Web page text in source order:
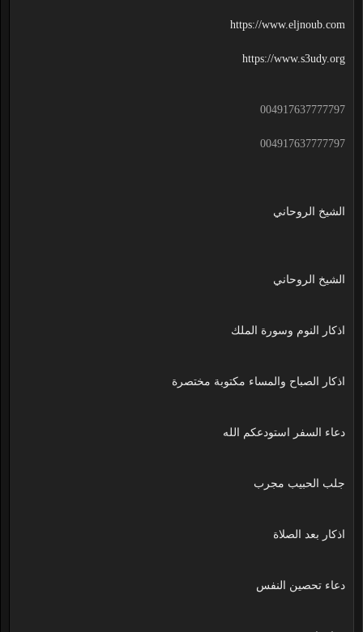
https://www.eljnoub.com
https://www.s3udy.org
004917637777797
004917637777797
الشيخ الروحاني
الشيخ الروحاني
اذكار النوم وسورة الملك
اذكار الصباح والمساء مكتوبة مختصرة
دعاء السفر استودعكم الله
جلب الحبيب مجرب
اذكار بعد الصلاة
دعاء تحصين النفس